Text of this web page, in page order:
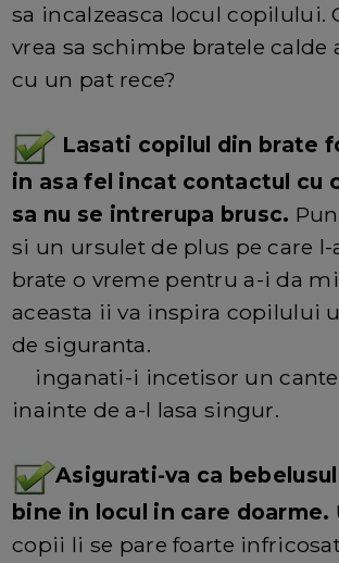
sa incalzeasca locul copilului.
vrea sa schimbe bratele calde
cu un pat rece?
Lasati copilul din brate
in asa fel incat contactul cu
sa nu se intrerupa brusc.
si un ursulet de plus pe care
brate o vreme pentru a-i da
aceasta ii va inspira copilului
de siguranta.
inganati-i incetisor un
inainte de a-l lasa singur.
Asigurati-va ca
bine in locul in care doarme.
copii li se pare foarte